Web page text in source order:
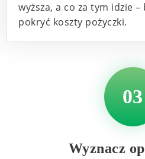
wyższa, a co za tym idzie
pokryć koszty pożyczki.
03
Wyznacz